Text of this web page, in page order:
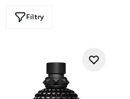
Filtry